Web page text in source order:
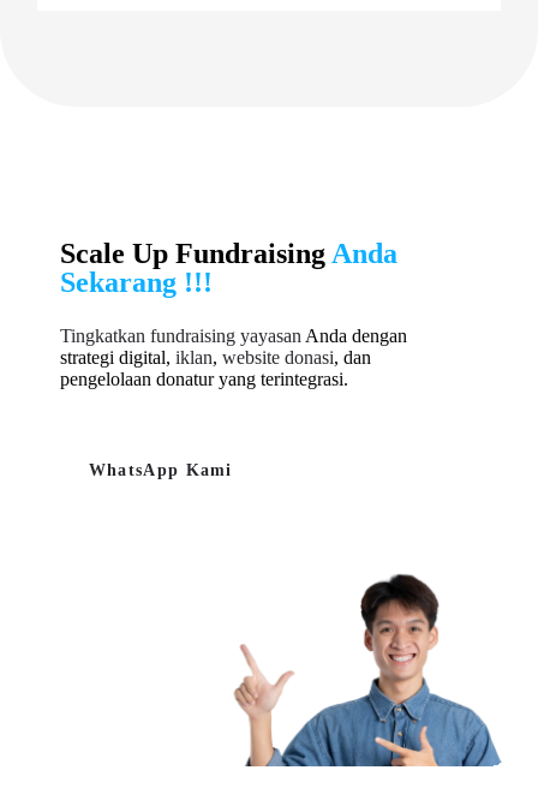
Scale Up Fundraising Anda
Sekarang !!!
Tingkatkan fundraising yayasan Anda dengan
strategi digital, iklan, website donasi, dan
pengelolaan donatur yang terintegrasi.
WhatsApp Kami